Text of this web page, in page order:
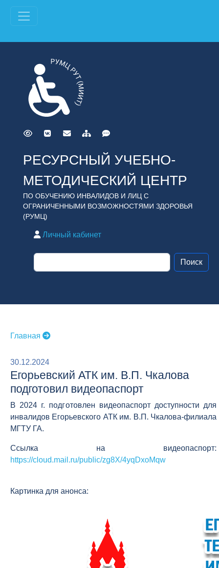
РЕСУРСНЫЙ УЧЕБНО-
МЕТОДИЧЕСКИЙ ЦЕНТР
ПО ОБУЧЕНИЮ ИНВАЛИДОВ И ЛИЦ С
ОГРАНИЧЕННЫМИ ВОЗМОЖНОСТЯМИ ЗДОРОВЬЯ
(РУМЦ)
Личный кабинет
Главная
30.12.2024
Егорьевский АТК им. В.П. Чкалова
подготовил видеопаспорт
В 2024 г. подготовлен видеопаспорт доступности для
инвалидов Егорьевского АТК им. В.П. Чкалова-филиала
МГТУ ГА.
Ссылка на видеопаспорт:
https://cloud.mail.ru/public/zg8X/4yqDxoMqw
Картинка для анонса: